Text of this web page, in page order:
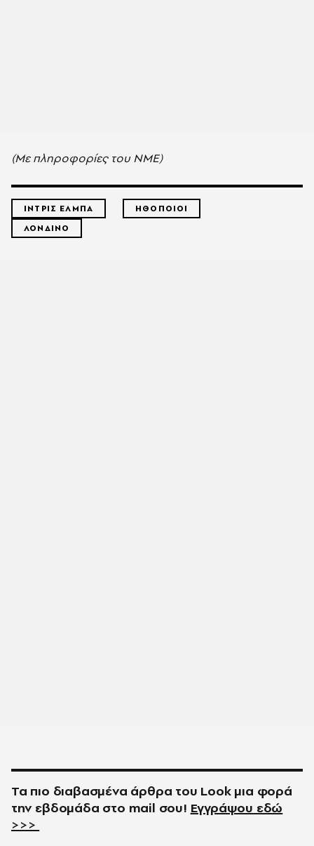
(Με πληροφορίες του ΝΜΕ)
ΙΝΤΡΙΣ ΕΛΜΠΑ
ΗΘΟΠΟΙΟΙ
ΛΟΝΔΙΝΟ
Τα πιο διαβασμένα άρθρα του Look μια φορά
την εβδομάδα στο mail σου! Εγγράψου εδώ
>>>